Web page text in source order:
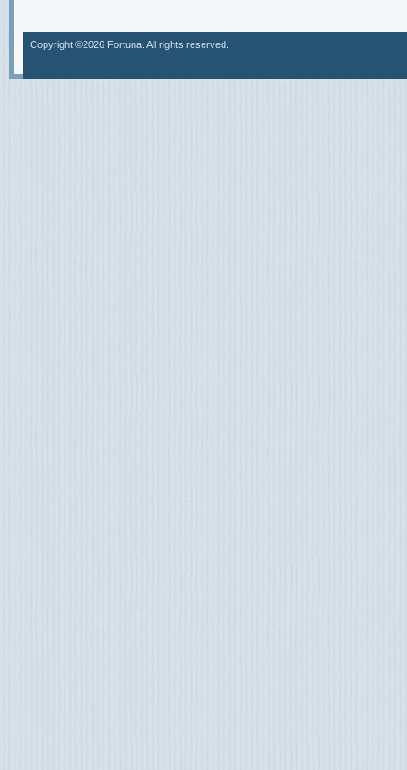
Copyright ©2026 Fortuna. All rights reserved.